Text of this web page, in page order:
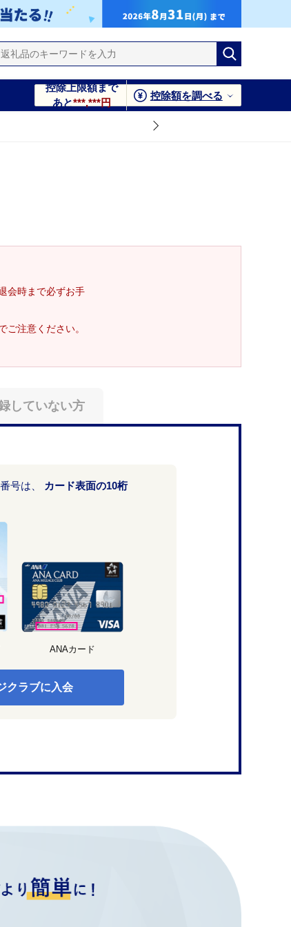
控除上限額まで
あと***,***円
控除額を調べる
会時まで必ずお手
注意ください。
していない方
号は、
カード表面の10桁
ANAカード
クラブに入会